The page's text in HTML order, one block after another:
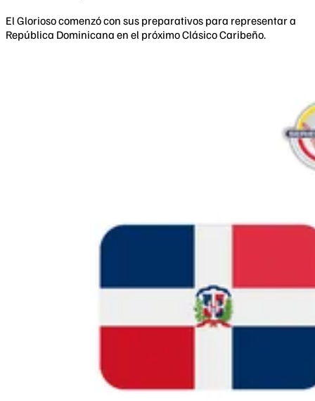
El Glorioso comenzó con sus preparativos para representar a
República Dominicana en el próximo Clásico Caribeño.